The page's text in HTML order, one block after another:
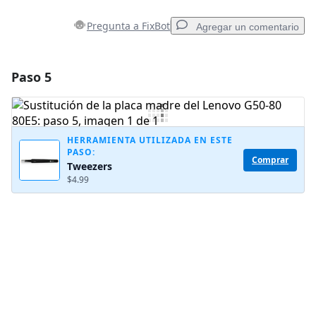
Pregunta a FixBot Agregar un comentario
Agregar Comentario
Publicar comentario
Paso 5
HERRAMIENTA UTILIZADA EN ESTE
PASO:
Tweezers
$4.99
Comprar